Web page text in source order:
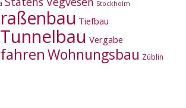
Stockholm
Tiefbau
Tunnelbau Vergabe
Wohnungsbau Züblin